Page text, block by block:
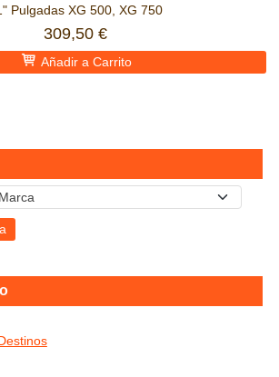
Pulgadas XG 500, XG 750
309,50 €
Añadir a Carrito